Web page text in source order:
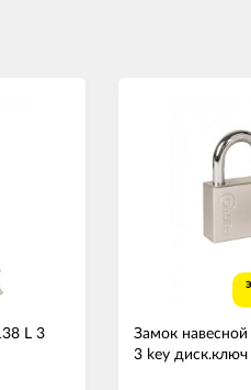
L 3
Замок
3 key диск.ключ